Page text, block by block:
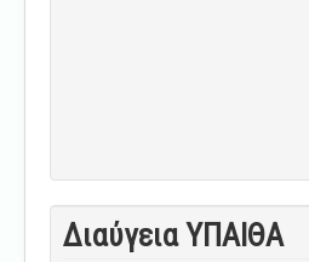
Διαύγεια ΥΠΑΙΘA